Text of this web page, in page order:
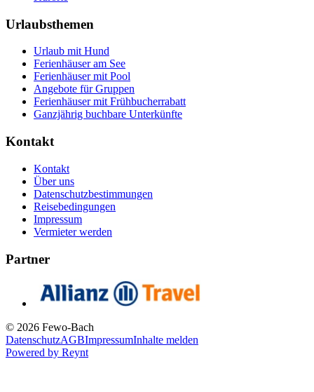
Urlaubsthemen
Urlaub mit Hund
Ferienhäuser am See
Ferienhäuser mit Pool
Angebote für Gruppen
Ferienhäuser mit Frühbucherrabatt
Ganzjährig buchbare Unterkünfte
Kontakt
Kontakt
Über uns
Datenschutzbestimmungen
Reisebedingungen
Impressum
Vermieter werden
Partner
© 2026 Fewo-Bach
DatenschutzAGBImpressumInhalte melden
Powered by Reynt